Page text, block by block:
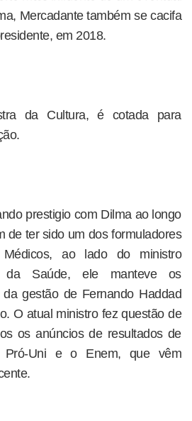
Mercadante também se cacifa
em 2018.
da Cultura, é cotada para
prestigio com Dilma ao longo
de ter sido um dos formuladores
ao lado do ministro
da Saúde, ele manteve os
gestão de Fernando Haddad
O atual ministro fez questão de
os anúncios de resultados de
Pró-Uni e o Enem, que vêm